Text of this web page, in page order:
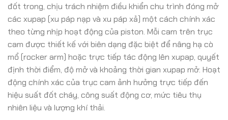
đốt trong, chịu trách nhiệm điều khiển chu trình đóng mở
các xupap (xu páp nạp và xu páp xả) một cách chính xác
theo từng nhịp hoạt động của piston. Mỗi cam trên trục
cam được thiết kế với biên dạng đặc biệt để nâng hạ cò
mổ (rocker arm) hoặc trực tiếp tác động lên xupap, quyết
định thời điểm, độ mở và khoảng thời gian xupap mở. Hoạt
động chính xác của trục cam ảnh hưởng trực tiếp đến
hiệu suất đốt cháy, công suất động cơ, mức tiêu thụ
nhiên liệu và lượng khí thải.